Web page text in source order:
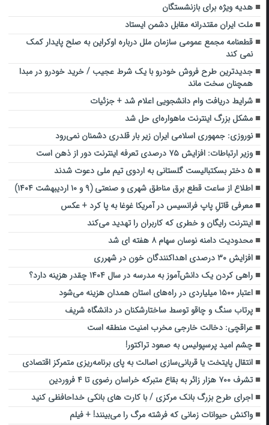
هدیه ویژه برای بازنشستگان
ملت ایران مقتدرانه مقابل دشمن ایستاد
قطعنامه مجمع عمومی سازمان ملل درباره اوکراین به صلح پایدار کمک
نمی کند
جدیدترین طرح فروش خودرو با یک شرط عجیب / خرید خودرو در مبدا
همچنان سخت ماند
شرایط دریافت وام دانشجویی اعلام شد + جزئیات
مشکل بزرگ اینترنت ماهواره‌ای حل شد
نوروزی: جمهوری اسلامی ایران زیر بار قلدری دشمنان نمی‌رود
وزیر ارتباطات: افزایش ۷۵ درصدی تعرفه اینترنت دور از ذهن است
۵ دختر بسکتبالیست گلستانی به اردوی تیم ملی دعوت شدند
اطلاع از ساعت قطع برق مناطق شهری و صنعتی (۹ و ۱۰ اردیبهشت ۱۴۰۴)
معرفی قاتلِ پاپ فرانسیس در آمریکا غوغا به پا کرد + عکس
اینترنت رایگان و خطری که کاربران را تهدید می‌کند
محدودیت دامنه نوسان سهام ۸ هفته ای شد
افزایش ۳۰ درصدی اهداکنندگان خون در شهرری
راهی کردن یک دانش‌آموز به مدرسه در سال ۱۴۰۴ چقدر هزینه دارد؟
اعتبار ۱۵۰۰ میلیاردی در راه‌های استان همدان هزینه می‌شود
پرتاب سنگ و چاقو توسط ساختارشکنان در دانشگاه شریف
عراقچی: دخالت خارجی مخرب امنیت منطقه است
چشم امید پرسپولیس به صعود تراکتور!
انتقال پایتخت یا قربانی‌سازی اصالت به پای برنامه‌ریزی متمرکز اقتصادی
تشرف ۷۰۰ هزار زائر به بقاع متبرکه خراسان رضوی تا ۴ فروردین
اجرای طرح بزرگ بانک مرکزی / با کارت های بانکی خداحافظی کنید
واکنش حیوانات زمانی که فرشته مرگ را می‌بینند! + فیلم